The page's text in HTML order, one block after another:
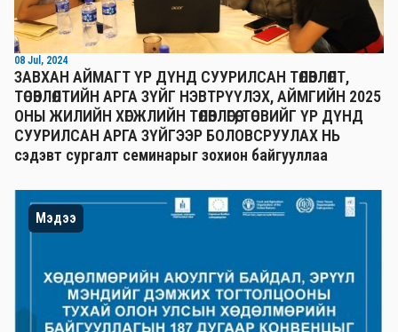
08 Jul, 2024
ЗАВХАН АЙМАГТ ҮР ДҮНД СУУРИЛСАН ТӨЛӨВЛӨЛТ,
ТӨСӨВЛӨЛТИЙН АРГА ЗҮЙГ НЭВТРҮҮЛЭХ, АЙМГИЙН 2025
ОНЫ ЖИЛИЙН ХӨГЖЛИЙН ТӨЛӨВЛӨГӨӨ, ТӨСВИЙГ ҮР ДҮНД
СУУРИЛСАН АРГА ЗҮЙГЭЭР БОЛОВСРУУЛАХ НЬ
сэдэвт сургалт семинарыг зохион байгууллаа
Мэдээ